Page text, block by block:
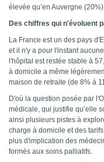
élevée qu’en Auvergne
Des chiffres qui n'évoluent
La France est un des pays
et il n'y a pour l'instant
l'hôpital est restée stable à
à domicile a même
maison de retraite (de 8% à
D'où la question posée par
médicale, qui justifie qu’elle
ainsi plusieurs pistes à
charge à domicile et des
plus d'implication des
formés aux soins palliatifs.